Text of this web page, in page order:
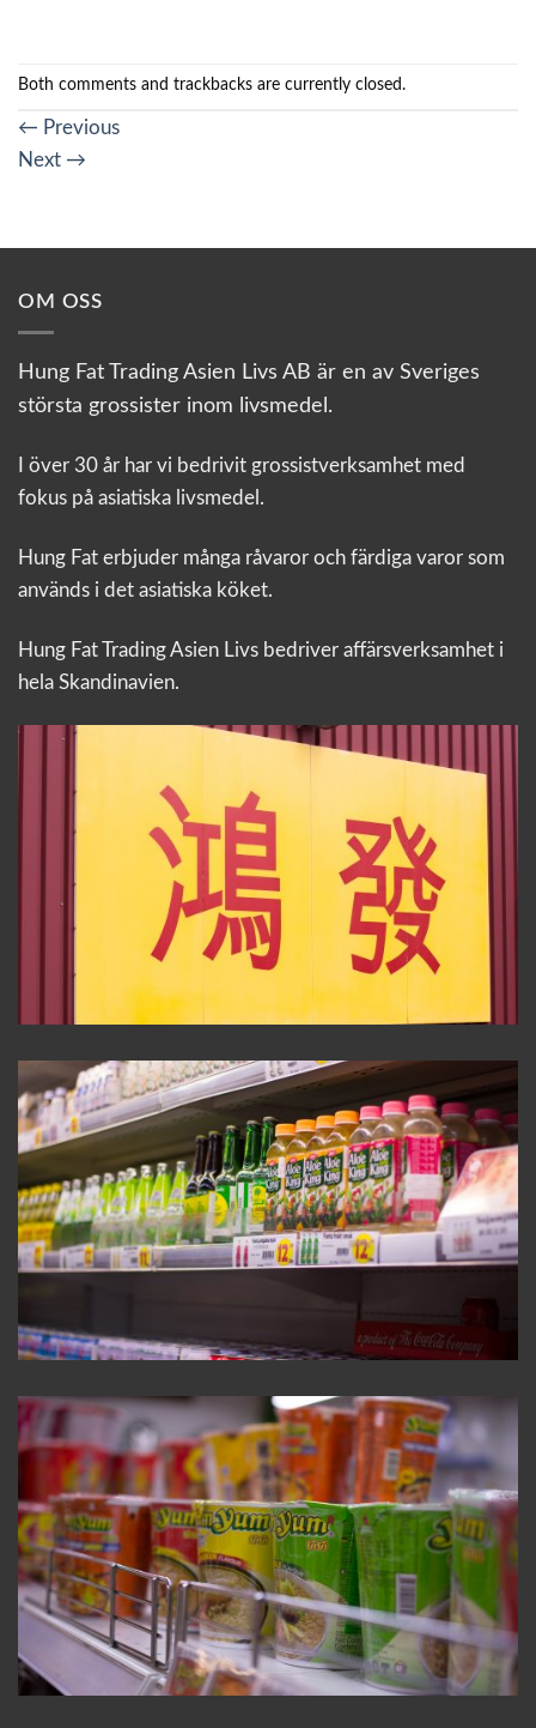
Both comments and trackbacks are currently closed.
← Previous
Next →
OM OSS
Hung Fat Trading Asien Livs AB är en av Sveriges
största grossister inom livsmedel.
I över 30 år har vi bedrivit grossistverksamhet med
fokus på asiatiska livsmedel.
Hung Fat erbjuder många råvaror och färdiga varor som
används i det asiatiska köket.
Hung Fat Trading Asien Livs bedriver affärsverksamhet i
hela Skandinavien.